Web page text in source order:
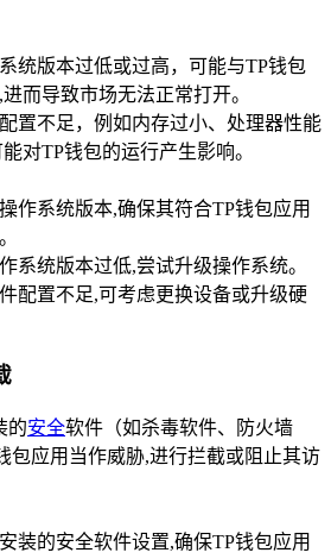
统版本过低或过高，可能与TP钱包
而导致市场无法正常打开。
置不足，例如内存过小、处理器性能
对TP钱包的运行产生影响。
作系统版本,确保其符合TP钱包应用
系统版本过低,尝试升级操作系统。
配置不足,可考虑更换设备或升级硬
的安全软件（如杀毒软件、防火墙
包应用当作威胁,进行拦截或阻止其访
装的安全软件设置,确保TP钱包应用